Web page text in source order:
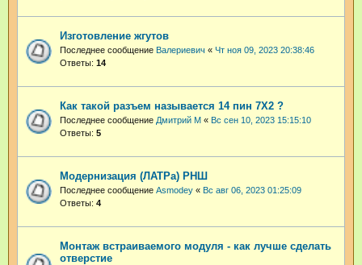
Изготовление жгутов
Последнее сообщение Валериевич « Чт ноя 09, 2023 20:38:46
Ответы: 14
Как такой разъем называется 14 пин 7Х2 ?
Последнее сообщение Дмитрий М « Вс сен 10, 2023 15:15:10
Ответы: 5
Модернизация (ЛАТРа) РНШ
Последнее сообщение Asmodey « Вс авг 06, 2023 01:25:09
Ответы: 4
Монтаж встраиваемого модуля - как лучше сделать
отверстие